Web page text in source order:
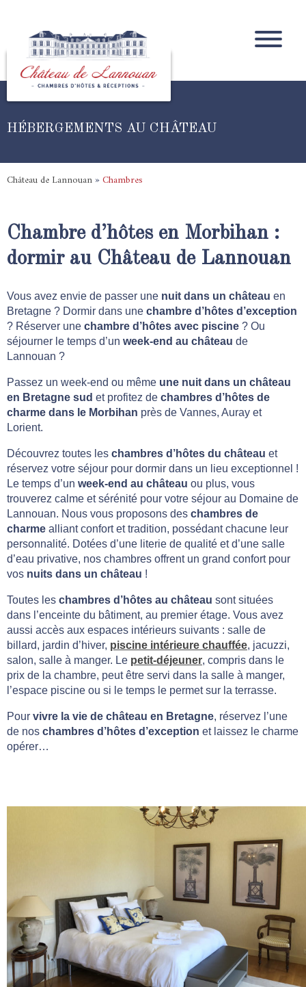
HÉBERGEMENTS AU CHÂTEAU
Château de Lannouan»Chambres
Chambre d’hôtes en Morbihan :
dormir au Château de Lannouan
Vous avez envie de passer une nuit dans un château en
Bretagne ? Dormir dans une chambre d’hôtes d’exception
? Réserver une chambre d’hôtes avec piscine ? Ou
séjourner le temps d’un week-end au château de
Lannouan ?
Passez un week-end ou même une nuit dans un château
en Bretagne sud et profitez de chambres d’hôtes de
charme dans le Morbihan près de Vannes, Auray et
Lorient.
Découvrez toutes les chambres d’hôtes du château et
réservez votre séjour pour dormir dans un lieu exceptionnel !
Le temps d’un week-end au château ou plus, vous
trouverez calme et sérénité pour votre séjour au Domaine de
Lannouan. Nous vous proposons des chambres de
charme alliant confort et tradition, possédant chacune leur
personnalité. Dotées d’une literie de qualité et d’une salle
d’eau privative, nos chambres offrent un grand confort pour
vos nuits dans un château !
Toutes les chambres d’hôtes au château sont situées
dans l’enceinte du bâtiment, au premier étage. Vous avez
aussi accès aux espaces intérieurs suivants : salle de
billard, jardin d’hiver, piscine intérieure chauffée, jacuzzi,
salon, salle à manger. Le petit-déjeuner, compris dans le
prix de la chambre, peut être servi dans la salle à manger,
l’espace piscine ou si le temps le permet sur la terrasse.
Pour vivre la vie de château en Bretagne, réservez l’une
de nos chambres d’hôtes d’exception et laissez le charme
opérer…